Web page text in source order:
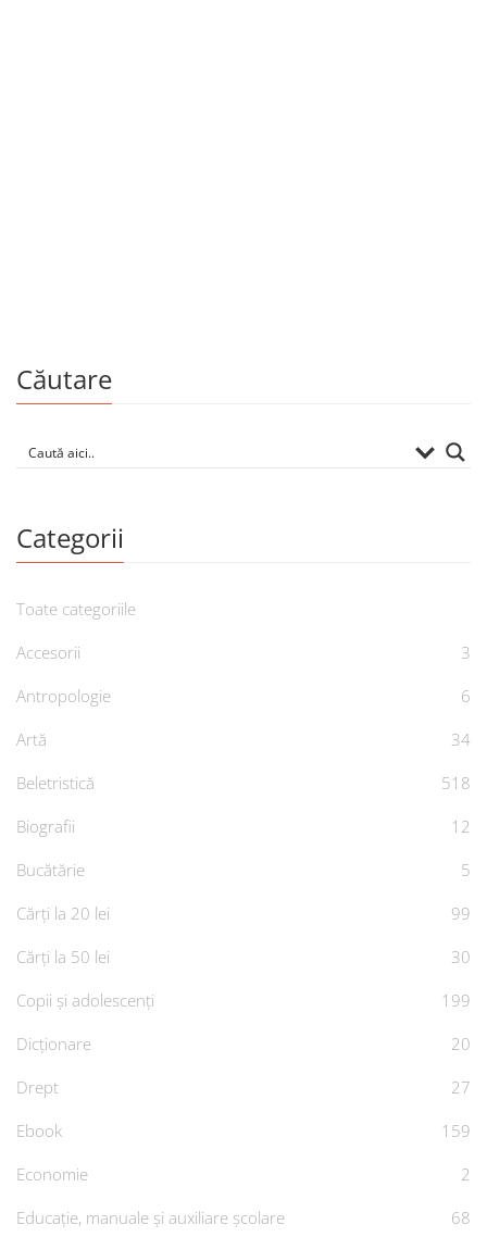
Căutare
Categorii
Toate categoriile
Accesorii
3
Antropologie
6
Artă
34
Beletristică
518
Biografii
12
Bucătărie
5
Cărți la 20 lei
99
Cărți la 50 lei
30
Copii și adolescenți
199
Dicționare
20
Drept
27
Ebook
159
Economie
2
Educație, manuale și auxiliare școlare
68